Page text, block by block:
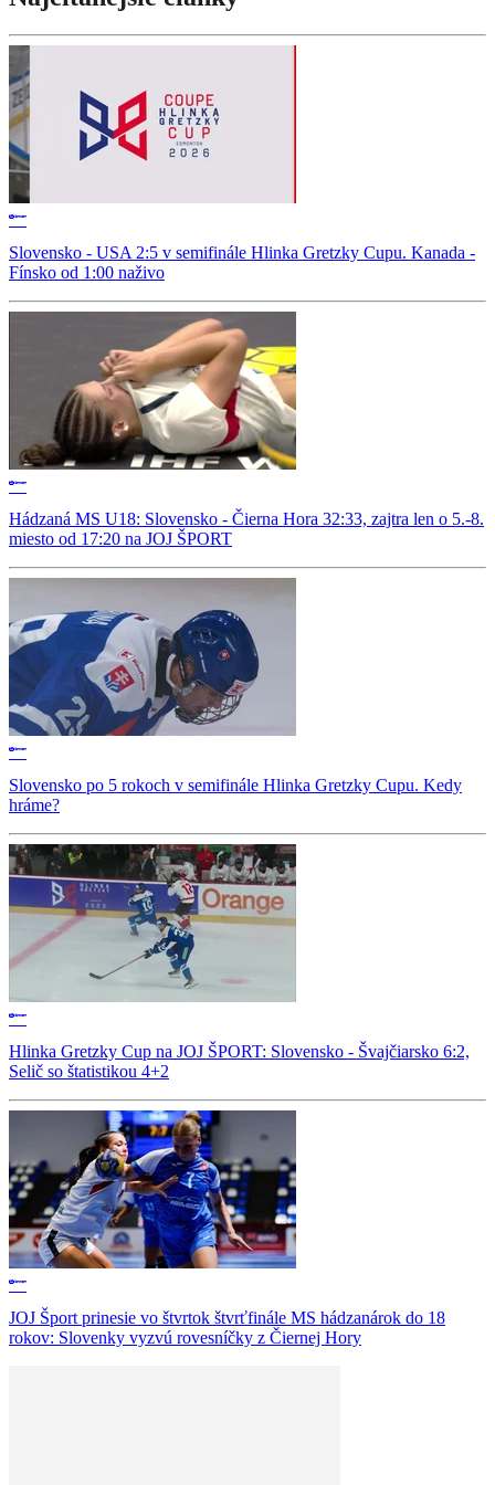
Slovensko - USA 2:5 v semifinále Hlinka Gretzky Cupu. Kanada -
Fínsko od 1:00 naživo
Hádzaná MS U18: Slovensko - Čierna Hora 32:33, zajtra len o 5.-8.
miesto od 17:20 na JOJ ŠPORT
Slovensko po 5 rokoch v semifinále Hlinka Gretzky Cupu. Kedy
hráme?
Hlinka Gretzky Cup na JOJ ŠPORT: Slovensko - Švajčiarsko 6:2,
Selič so štatistikou 4+2
JOJ Šport prinesie vo štvrtok štvrťfinále MS hádzanárok do 18
rokov: Slovenky vyzvú rovesníčky z Čiernej Hory